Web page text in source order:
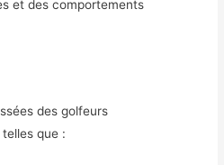
et des comportements
des golfeurs
que :